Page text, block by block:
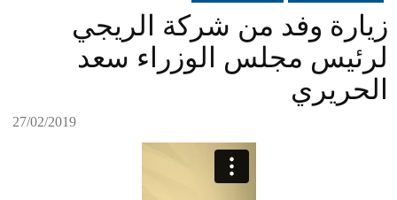
زيارة وفد من شركة الريجي
لرئيس مجلس الوزراء سعد
الحريري
27/02/2019